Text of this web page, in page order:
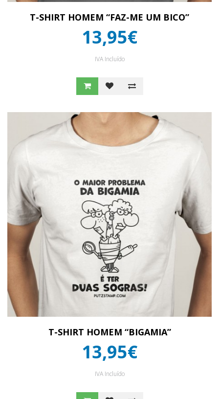
T-SHIRT HOMEM “FAZ-ME UM BICO”
13,95€
IVA Incluído
T-SHIRT HOMEM “BIGAMIA”
13,95€
IVA Incluído